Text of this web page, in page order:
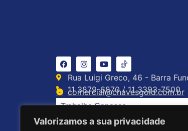
Valorizamos a sua privacidade
Rua Luigi Greco, 46 - Barra
11 3879-6870 / 11 3393-7500
comercial@chavesgold.com.br
Trabalhe Conosco